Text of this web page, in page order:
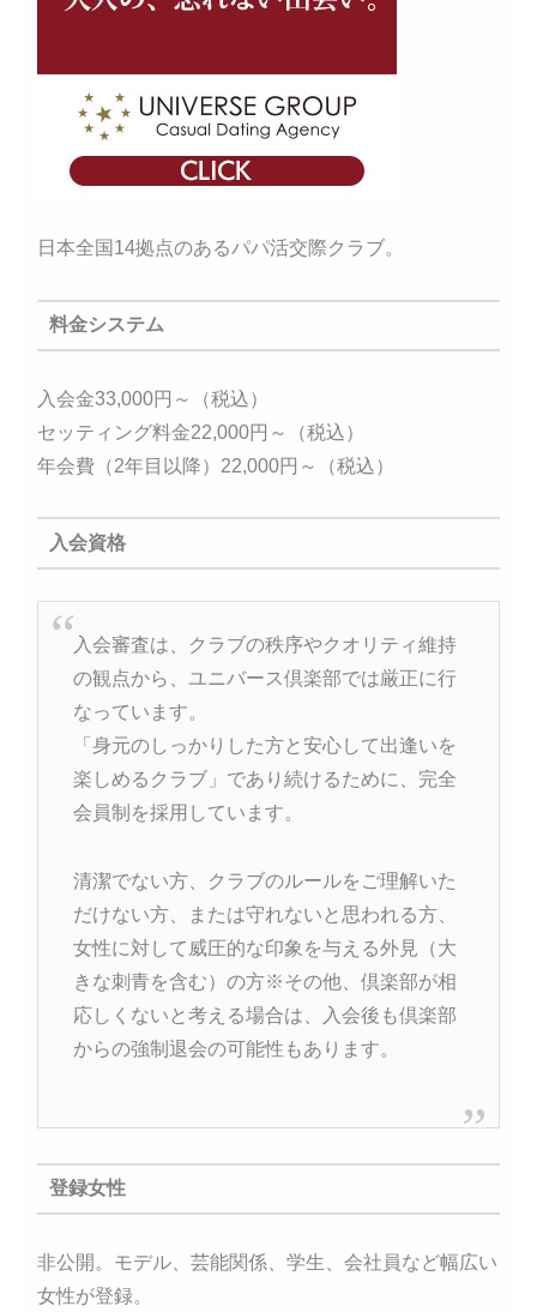
日本全国14拠点のあるパパ活交際クラブ。
料金システム
入会金33,000円～（税込）
セッティング料金22,000円～（税込）
年会費（2年目以降）22,000円～（税込）
入会資格
入会審査は、クラブの秩序やクオリティ維持
の観点から、ユニバース倶楽部では厳正に行
なっています。
「身元のしっかりした方と安心して出逢いを
楽しめるクラブ」であり続けるために、完全
会員制を採用しています。
清潔でない方、クラブのルールをご理解いた
だけない方、または守れないと思われる方、
女性に対して威圧的な印象を与える外見（大
きな刺青を含む）の方※その他、倶楽部が相
応しくないと考える場合は、入会後も倶楽部
からの強制退会の可能性もあります。
登録女性
非公開。モデル、芸能関係、学生、会社員など幅広い
女性が登録。